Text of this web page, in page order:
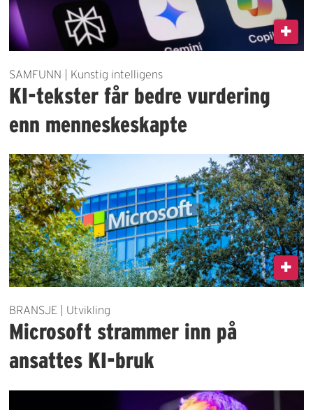
SAMFUNN | Kunstig intelligens
KI-tekster får bedre vurdering
enn menneskeskapte
BRANSJE | Utvikling
Microsoft strammer inn på
ansattes KI-bruk